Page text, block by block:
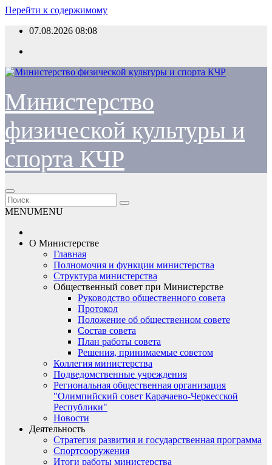
Перейти к содержимому
07.08.2026 08:08
Министерство
физической культуры и
спорта КЧР
MENUMENU
О Министерстве
Главная
Полномочия и функции министерства
Структура министерства
Общественный совет при Министерстве
Руководство общественного совета
Протокол
Положение об общественном совете
Состав совета
План работы совета
Решения, принимаемые советом
Коллегия министерства
Подведомственные учреждения
Региональная общественная организация
"Олимпийский совет Карачаево-Черкесской
Республики"
Новости
Деятельность
Стратегия развития и государственная программа
Спортсооружения
Итоги работы министерства